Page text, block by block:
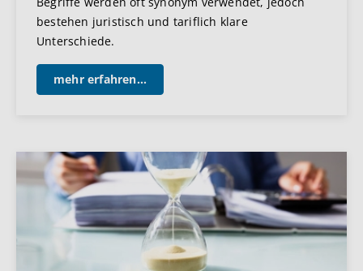
bestehen juristisch und tariflich klare
Unterschiede.
mehr erfahren...